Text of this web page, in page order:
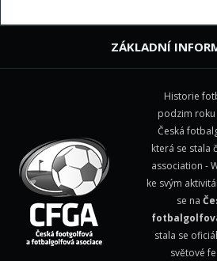
ZÁKLADNÍ
Historie
podzim roku
Česká
která se stala
association -
ke svým
se na
stala se
světové